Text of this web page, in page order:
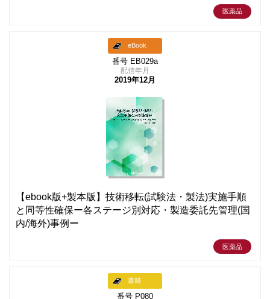
医薬品
eBook
番号 EB029a
配信年月
2019年12月
【ebook版+製本版】技術移転(試験法・製法)実施手順
と同等性確保ー各ステージ別対応・製造委託先管理(国
内/海外)事例ー
医薬品
書籍
番号 P080